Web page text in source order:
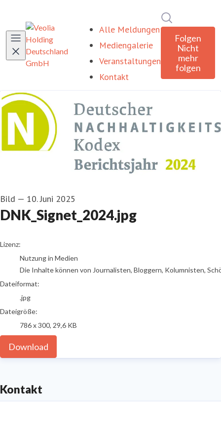
Alle Meldungen
Mediengalerie
Veranstaltungen
Kontakt
Folgen
Nicht
mehr
folgen
Bild — 10. Juni 2025
DNK_Signet_2024.jpg
go to media item
Lizenz:
Nutzung in Medien
Die Inhalte können von Journalisten, Bloggern, Kolumnisten,
Dateiformat:
.jpg
Dateigröße:
786 x 300, 29,6 KB
Download
Kontakt